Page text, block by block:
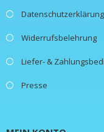
Datenschutzerklärung
Widerrufsbelehrung
Liefer- &
Presse